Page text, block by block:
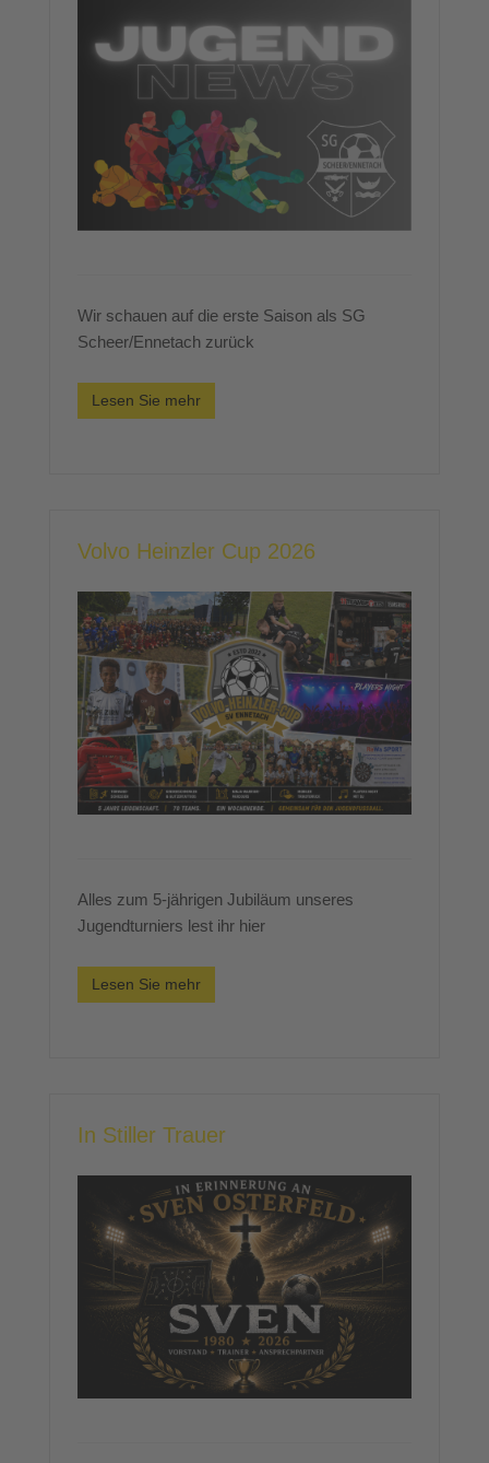
Wir schauen auf die erste Saison als SG
Scheer/Ennetach zurück
Lesen Sie mehr
Volvo Heinzler Cup 2026
Alles zum 5-jährigen Jubiläum unseres
Jugendturniers lest ihr hier
Lesen Sie mehr
In Stiller Trauer